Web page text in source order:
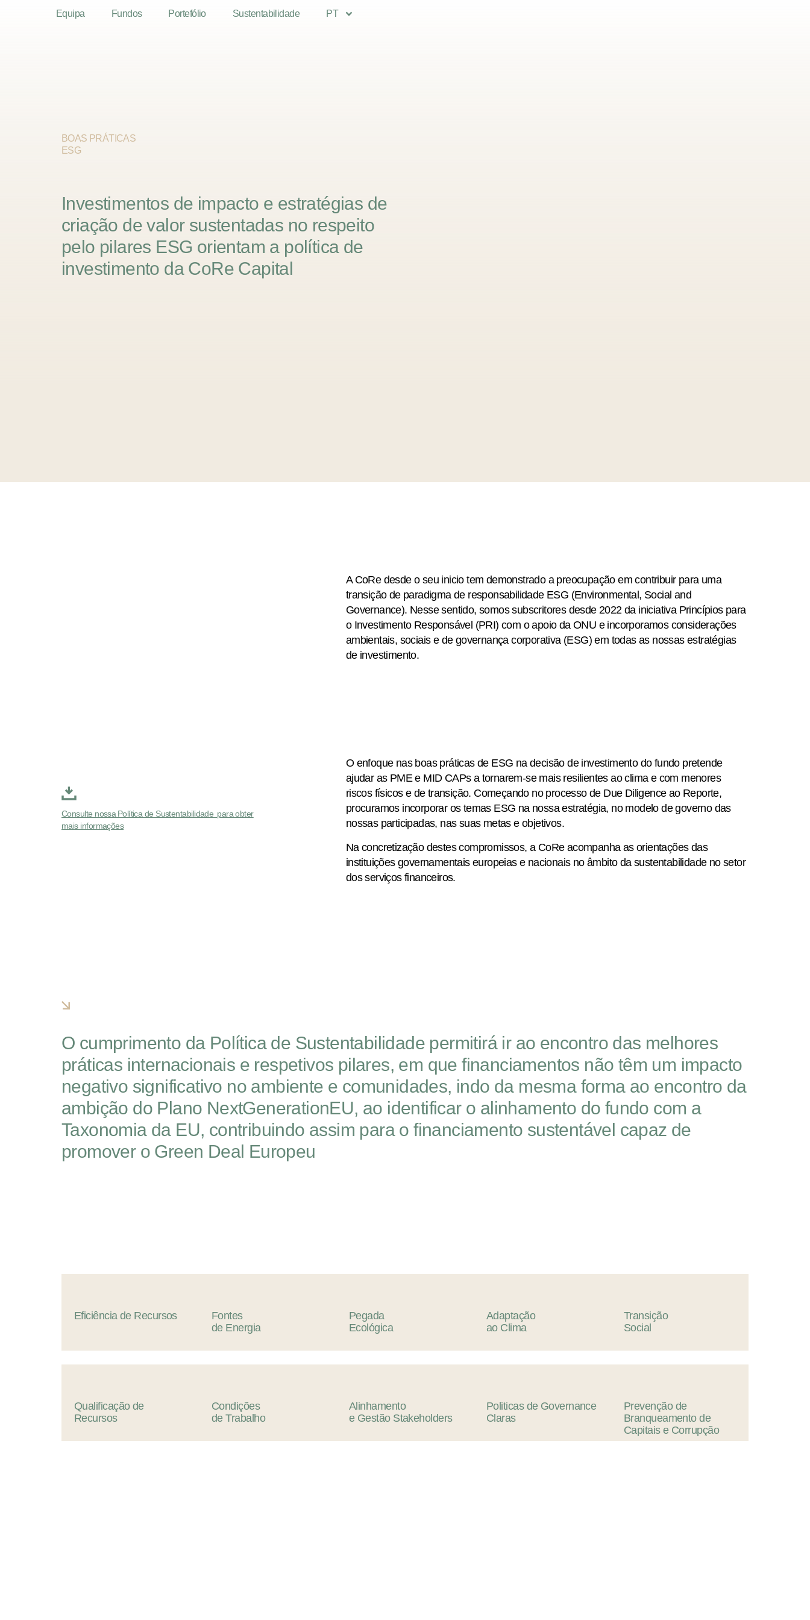
Equipa Fundos Portefólio Sustentabilidade PT
BOAS PRÁTICAS
ESG
Investimentos de impacto e estratégias de
criação de valor sustentadas no respeito
pelo pilares ESG orientam a política de
investimento da CoRe Capital
Consulte nossa Política de Sustentabilidade para obter
mais informações
A CoRe desde o seu inicio tem demonstrado a preocupação em contribuir para uma
transição de paradigma de responsabilidade ESG (Environmental, Social and
Governance). Nesse sentido, somos subscritores desde 2022 da iniciativa Princípios para
o Investimento Responsável (PRI) com o apoio da ONU e incorporamos considerações
ambientais, sociais e de governança corporativa (ESG) em todas as nossas estratégias
de investimento.
O enfoque nas boas práticas de ESG na decisão de investimento do fundo pretende
ajudar as PME e MID CAPs a tornarem-se mais resilientes ao clima e com menores
riscos físicos e de transição. Começando no processo de Due Diligence ao Reporte,
procuramos incorporar os temas ESG na nossa estratégia, no modelo de governo das
nossas participadas, nas suas metas e objetivos.
Na concretização destes compromissos, a CoRe acompanha as orientações das
instituições governamentais europeias e nacionais no âmbito da sustentabilidade no setor
dos serviços financeiros.
O cumprimento da Política de Sustentabilidade permitirá ir ao encontro das melhores
práticas internacionais e respetivos pilares, em que financiamentos não têm um impacto
negativo significativo no ambiente e comunidades, indo da mesma forma ao encontro da
ambição do Plano NextGenerationEU, ao identificar o alinhamento do fundo com a
Taxonomia da EU, contribuindo assim para o financiamento sustentável capaz de
promover o Green Deal Europeu
Eficiência de Recursos
Fontes
de Energia
Pegada
Ecológica
Adaptação
ao Clima
Transição
Social
Qualificação de
Recursos
Condições
de Trabalho
Alinhamento
e Gestão Stakeholders
Politicas de Governance
Claras
Prevenção de
Branqueamento de
Capitais e Corrupção